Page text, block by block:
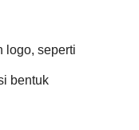
logo, seperti
bentuk